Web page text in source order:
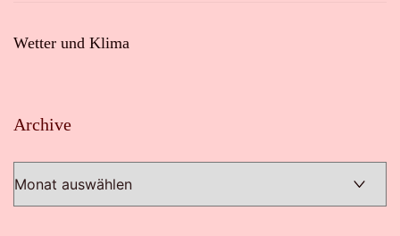
Wetter und Klima
Archive